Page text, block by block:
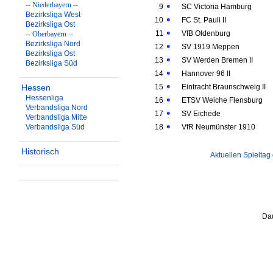
-- Niederbayern --
Bezirksliga West
Bezirksliga Ost
-- Oberbayern --
Bezirksliga Nord
Bezirksliga Ost
Bezirksliga Süd
Hessen
Hessenliga
Verbandsliga Nord
Verbandsliga Mitte
Verbandsliga Süd
Historisch
9
SC Victoria Hamburg
10
FC St. Pauli II
11
VfB Oldenburg
12
SV 1919 Meppen
13
SV Werden Bremen II
14
Hannover 96 II
15
Eintracht Braunschweig II
16
ETSV Weiche Flensburg
17
SV Eichede
18
VfR Neumünster 1910
Aktuellen Spieltag